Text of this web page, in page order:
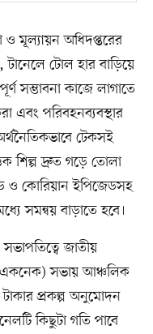
ও মূল্যায়ন অধিদপ্তরের
টানেলে টোল হার বাড়িয়ে
সম্ভাবনা কাজে লাগাতে
এবং পরিবহনব্যবস্থার
টেকসই
শিল্প দ্রুত গড়ে তোলা
ও কোরিয়ান ইপিজেডসহ
সমন্বয় বাড়াতে হবে।
জাতীয়
(একনেক) সভায় আঞ্চলিক
প্রকল্প অনুমোদন
কিছুটা গতি পাবে